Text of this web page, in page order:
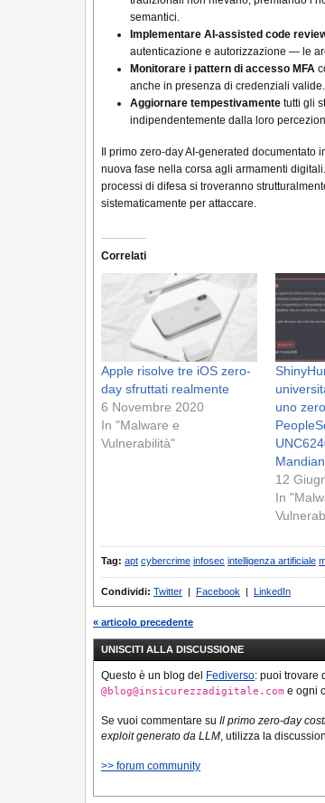
semantici.
Implementare AI-assisted code
autenticazione e autorizzazione — le
Monitorare i pattern di accesso MFA
anche in presenza di credenziali valide.
Aggiornare tempestivamente tutti gli
indipendentemente dalla loro
Il primo zero-day AI-generated documentato
nuova fase nella corsa agli armamenti
processi di difesa si troveranno
sistematicamente per attaccare.
Correlati
Apple risolve tre iOS zero-
day sfruttati realmente
6 Novembre 2020
In "Malware e
Vulnerabilità"
uno
12
In
Tag: apt cybercrime infosec intelligenza artificiale
Condividi: Twitter Facebook LinkedIn
« articolo precedente
UNISCITI ALLA DISCUSSIONE
Questo è un blog del Fediverso: puoi trovare
@blog@insicurezzadigitale.com e ogni
Se vuoi commentare su Il primo zero-day
exploit generato da LLM, utilizza la
>> forum community